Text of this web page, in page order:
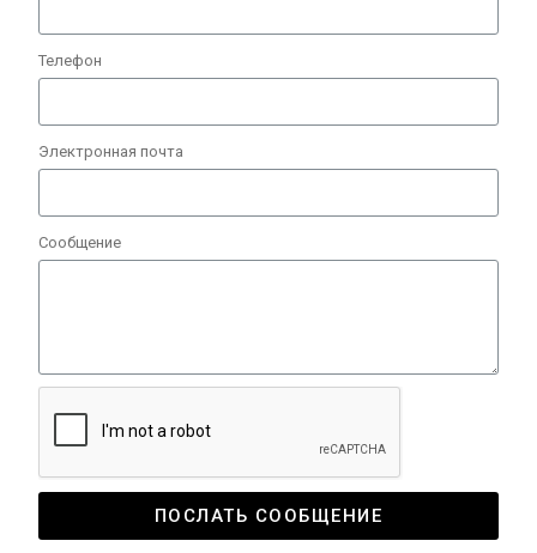
Телефон
Электронная почта
Сообщение
ПОСЛАТЬ СООБЩЕНИЕ